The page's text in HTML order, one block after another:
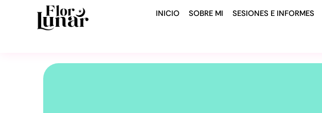
INICIO SOBRE MI SESIONES E INFORMES